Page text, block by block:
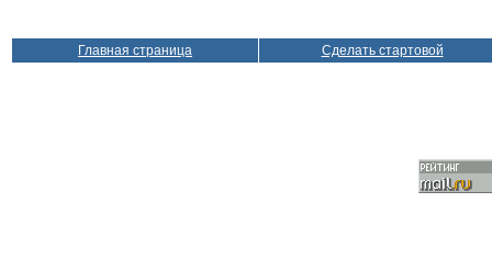
Главная страница Сделать стартовой